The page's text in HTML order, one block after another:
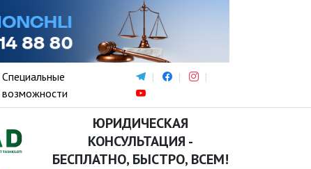
Специальные
возможности
ЮРИДИЧЕСКАЯ
КОНСУЛЬТАЦИЯ -
БЕСПЛАТНО, БЫСТРО, ВСЕМ!